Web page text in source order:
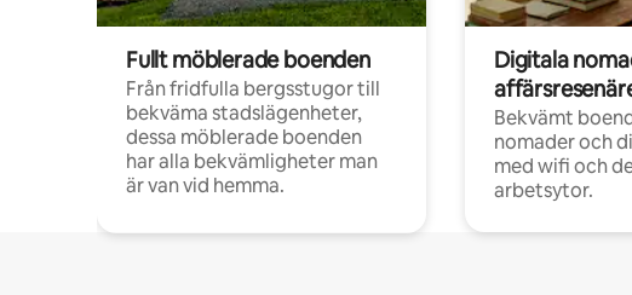
Fullt möblerade boenden
Från fridfulla bergsstugor till
bekväma stadslägenheter,
dessa möblerade boenden
har alla bekvämligheter man
är van vid hemma.
Digitala
Bekvämt
nomader och
med wifi och
arbetsytor.